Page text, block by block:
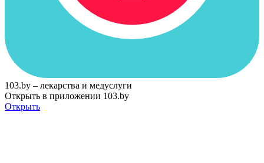
103.by – лекарства и медуслуги
Открыть в приложении 103.by
Открыть